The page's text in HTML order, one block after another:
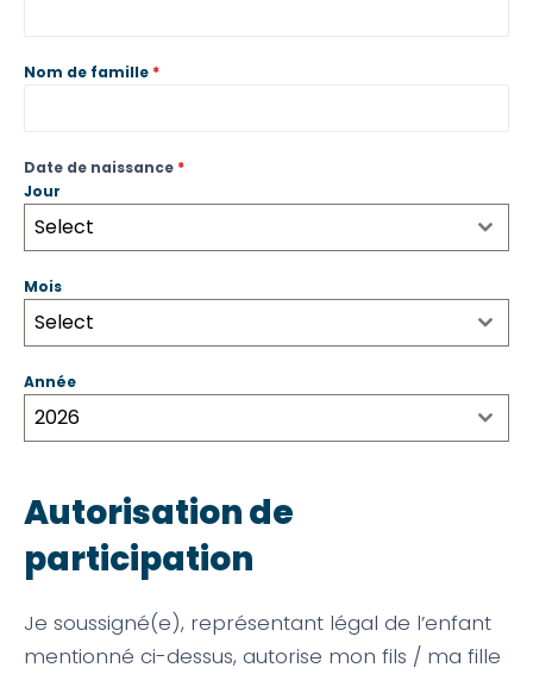
Nom de famille *
Date de naissance *
Jour
Select
Mois
Select
Année
2026
Autorisation de
participation
Je soussigné(e), représentant légal de l’enfant
mentionné ci-dessus, autorise mon fils / ma fille